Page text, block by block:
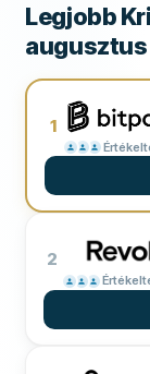
Legjobb
augusztus
1
2